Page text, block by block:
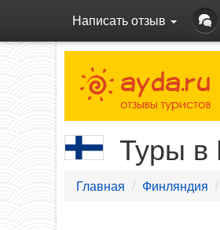
Написать отзыв
Туры в
Главная Финляндия